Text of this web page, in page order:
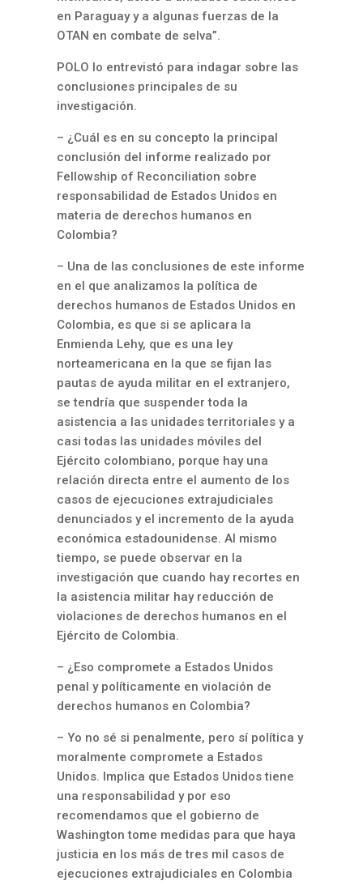
en Paraguay y a algunas fuerzas de la
OTAN en combate de selva”.
POLO lo entrevistó para indagar sobre las
conclusiones principales de su
investigación.
– ¿Cuál es en su concepto la principal
conclusión del informe realizado por
Fellowship of Reconciliation sobre
responsabilidad de Estados Unidos en
materia de derechos humanos en
Colombia?
– Una de las conclusiones de este informe
en el que analizamos la política de
derechos humanos de Estados Unidos en
Colombia, es que si se aplicara la
Enmienda Lehy, que es una ley
norteamericana en la que se fijan las
pautas de ayuda militar en el extranjero,
se tendría que suspender toda la
asistencia a las unidades territoriales y a
casi todas las unidades móviles del
Ejército colombiano, porque hay una
relación directa entre el aumento de los
casos de ejecuciones extrajudiciales
denunciados y el incremento de la ayuda
económica estadounidense. Al mismo
tiempo, se puede observar en la
investigación que cuando hay recortes en
la asistencia militar hay reducción de
violaciones de derechos humanos en el
Ejército de Colombia.
– ¿Eso compromete a Estados Unidos
penal y políticamente en violación de
derechos humanos en Colombia?
– Yo no sé si penalmente, pero sí política y
moralmente compromete a Estados
Unidos. Implica que Estados Unidos tiene
una responsabilidad y por eso
recomendamos que el gobierno de
Washington tome medidas para que haya
justicia en los más de tres mil casos de
ejecuciones extrajudiciales en Colombia